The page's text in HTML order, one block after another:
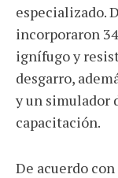
especializado.
incorporaron
ignífugo y
desgarro,
y un simulador
capacitación.
De acuerdo